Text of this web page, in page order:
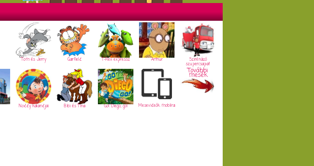
Tom és Jerry Garfield T-Rex expressz Arthur Szirénázó
szupercsapat
Noddy kalandjai Bibi és Tina Go! Diego, go! Mesevideók mobilra
További
mesék